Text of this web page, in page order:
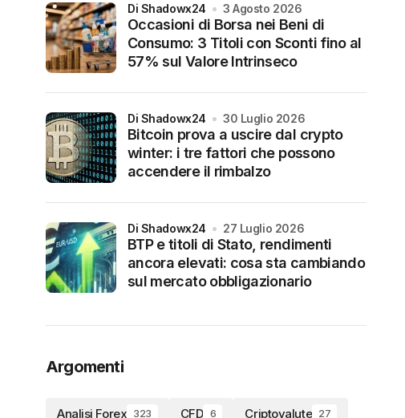
Occasioni di Borsa nei Beni di
Consumo: 3 Titoli con Sconti fino al
57% sul Valore Intrinseco
di Shadowx24 3 Agosto 2026
Bitcoin prova a uscire dal crypto
winter: i tre fattori che possono
accendere il rimbalzo
di Shadowx24 30 Luglio 2026
BTP e titoli di Stato, rendimenti
ancora elevati: cosa sta cambiando
sul mercato obbligazionario
di Shadowx24 27 Luglio 2026
Argomenti
Analisi Forex 323 CFD 6 Criptovalute 27